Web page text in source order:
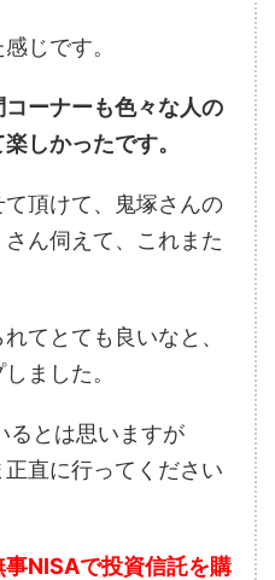
じです。
ーナーも色々な人の
しかったです。
頂けて、鬼塚さんの
ん伺えて、これまた
てとても良いなと、
ました。
るとは思いますが
正直に行ってください
NISAで投資信託を購